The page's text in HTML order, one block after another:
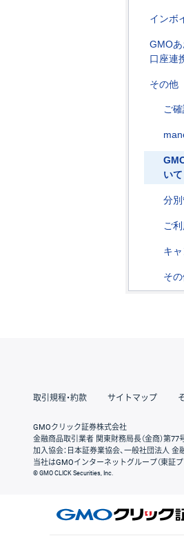
インボ
GMO
口座連
その他
ご
いて
分
ご
キ
そ
取引規程・約款 サイトマップ
GMOクリック証券株式会社
金融商品取引業者 関東財務局長（金商）第
加入協会：日本証券業協会、一般社団法人
当社はGMOインターネットグループ（東証
© GMO CLICK Securities, Inc.